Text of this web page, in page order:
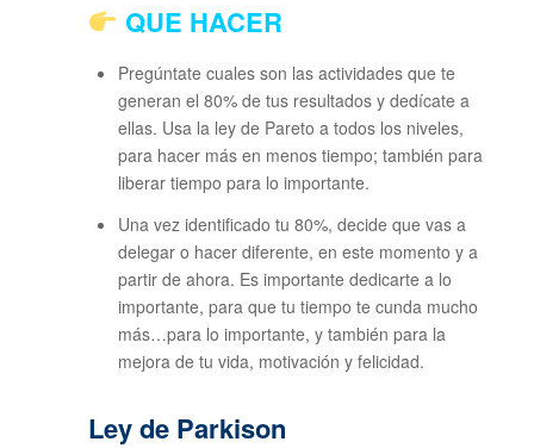
QUE HACER
Pregúntate cuales son las actividades que te
generan el 80% de tus resultados y dedícate a
ellas. Usa la ley de Pareto a todos los niveles,
para hacer más en menos tiempo; también para
liberar tiempo para lo importante.
Una vez identificado tu 80%, decide que vas a
delegar o hacer diferente, en este momento y a
partir de ahora. Es importante dedicarte a lo
importante, para que tu tiempo te cunda mucho
más…para lo importante, y también para la
mejora de tu vida, motivación y felicidad.
Ley de Parkison